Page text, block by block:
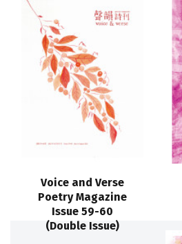
Voice and Verse
Poetry Magazine
Issue 59-60
(Double Issue)